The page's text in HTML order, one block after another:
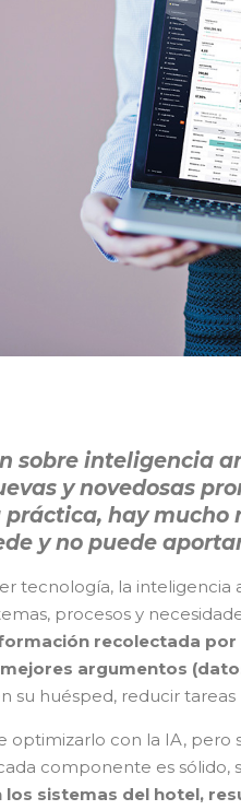
sobre inteligencia
y novedosas
práctica, hay
y no puede
tecnología, la inteligencia
procesos y
recolectada
argumentos
su huésped, reducir
optimizarlo con la IA,
componente es sólido,
los sistemas del hotel,